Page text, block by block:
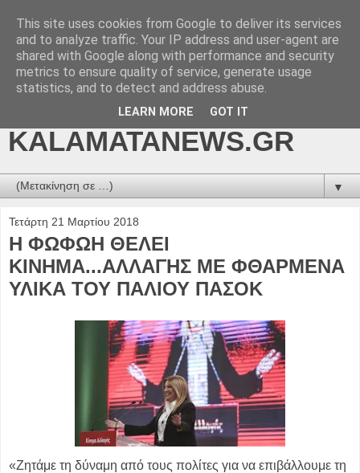
kalamatanews.gr -
ΜΕΣΣΗΝΙΑΚΑ ΝΕΑ
ONLINE-
KALAMATANEWS.GR
▼
Τετάρτη 21 Μαρτίου 2018
Η ΦΩΦΩΗ ΘΕΛΕΙ
ΚΙΝΗΜΑ...ΑΛΛΑΓΗΣ ΜΕ ΦΘΑΡΜΕΝΑ
ΥΛΙΚΑ ΤΟΥ ΠΑΛΙΟΥ ΠΑΣΟΚ
«Ζητάμε τη δύναμη από τους πολίτες για να επιβάλλουμε τη
This site uses cookies from Google to deliver its services
and to analyze traffic. Your IP address and user-agent are
shared with Google along with performance and security
metrics to ensure quality of service, generate usage
statistics, and to detect and address abuse.
LEARN MORE GOT IT